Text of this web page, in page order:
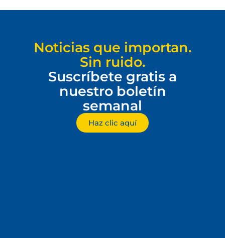
Noticias que importan.
Sin ruido.
Suscríbete gratis a
nuestro boletín
semanal
Haz clic aquí